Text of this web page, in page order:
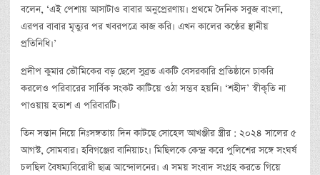
বলেন, ‘এই পেশায় আসাটাও বাবার অনুপ্রেরণায়। প্রথমে দৈনিক সবুজ বাংলা,
এরপর বাবার মৃত্যুর পর খবরপত্রে কাজ করি। এখন কালের কণ্ঠের স্থানীয়
প্রতিনিধি।’
প্রদীপ কুমার ভৌমিকের বড় ছেলে সুব্রত একটি বেসরকারি প্রতিষ্ঠানে চাকরি
করলেও পরিবারের সার্বিক সংকট কাটিয়ে ওঠা সম্ভব হয়নি। ‘শহীদ’ স্বীকৃতি না
পাওয়ায় হতাশ এ পরিবারটি।
তিন সন্তান নিয়ে নিঃসঙ্গতায় দিন কাটছে সোহেল আখঞ্জীর স্ত্রীর : ২০২৪ সালের ৫
আগস্ট, সোমবার। হবিগঞ্জের বানিয়াচং। মিছিলকে কেন্দ্র করে পুলিশের সঙ্গে সংঘর্ষ
চলছিল বৈষম্যবিরোধী ছাত্র আন্দোলনের। এ সময় সংবাদ সংগ্রহ করতে গিয়ে